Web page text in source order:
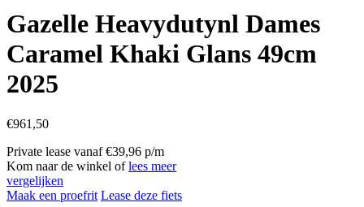
Gazelle Heavydutynl Dames
Caramel Khaki Glans 49cm
2025
€961,50
Private lease vanaf €39,96 p/m
Kom naar de winkel oflees meer
vergelijken
Maak een proefrit Lease deze fiets